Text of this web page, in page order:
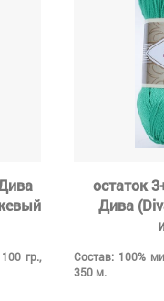
гр.,
остаток
Дива
Состав: 100%
350 м.